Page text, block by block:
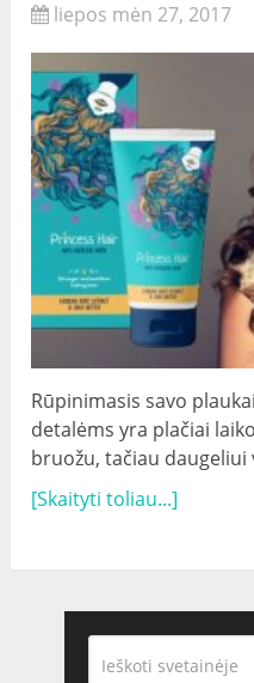
liepos mėn 27, 2017
Rūpinimasis savo
detalėms yra plačiai
bruožu, tačiau
[Skaityti toliau...]